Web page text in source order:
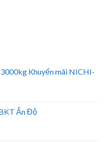
Khuyến mãi NICHI-
Ấn Độ